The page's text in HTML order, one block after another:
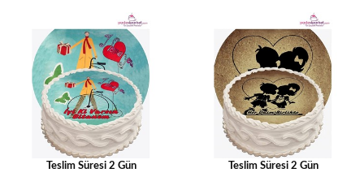
Teslim Süresi 2 Gün Teslim Süresi 2 Gün